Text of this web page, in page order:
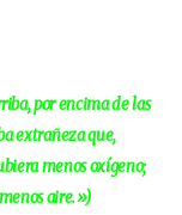
por encima de las
extrañeza que,
menos oxígeno;
aire.»)